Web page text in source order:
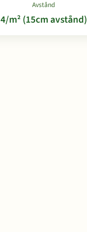
Avstånd
4/m² (15cm avstånd)